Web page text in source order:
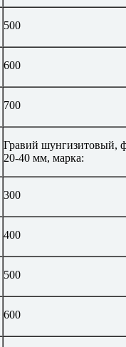
500
600
700
Гравий шунгизитовый,
20-40 мм, марка:
300
400
500
600